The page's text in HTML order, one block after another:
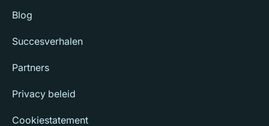
Blog
Succesverhalen
Partners
Privacy beleid
Cookiestatement